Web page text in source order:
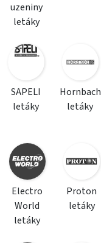
uzeniny
letáky
SAPELI
letáky
Hornbach
letáky
Electro
World
letáky
Proton
letáky